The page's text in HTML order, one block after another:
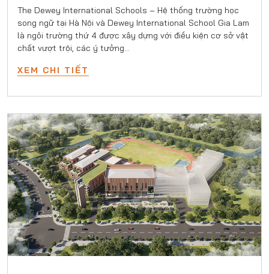
The Dewey International Schools – Hệ thống trường học
song ngữ tại Hà Nội và Dewey International School Gia Lam
là ngôi trường thứ 4 được xây dựng với điều kiện cơ sở vật
chất vượt trội, các ý tưởng…
XEM CHI TIẾT